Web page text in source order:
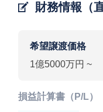
財務情報（
希望譲渡価格
1億5000万円 ~
損益計算書（P/L）